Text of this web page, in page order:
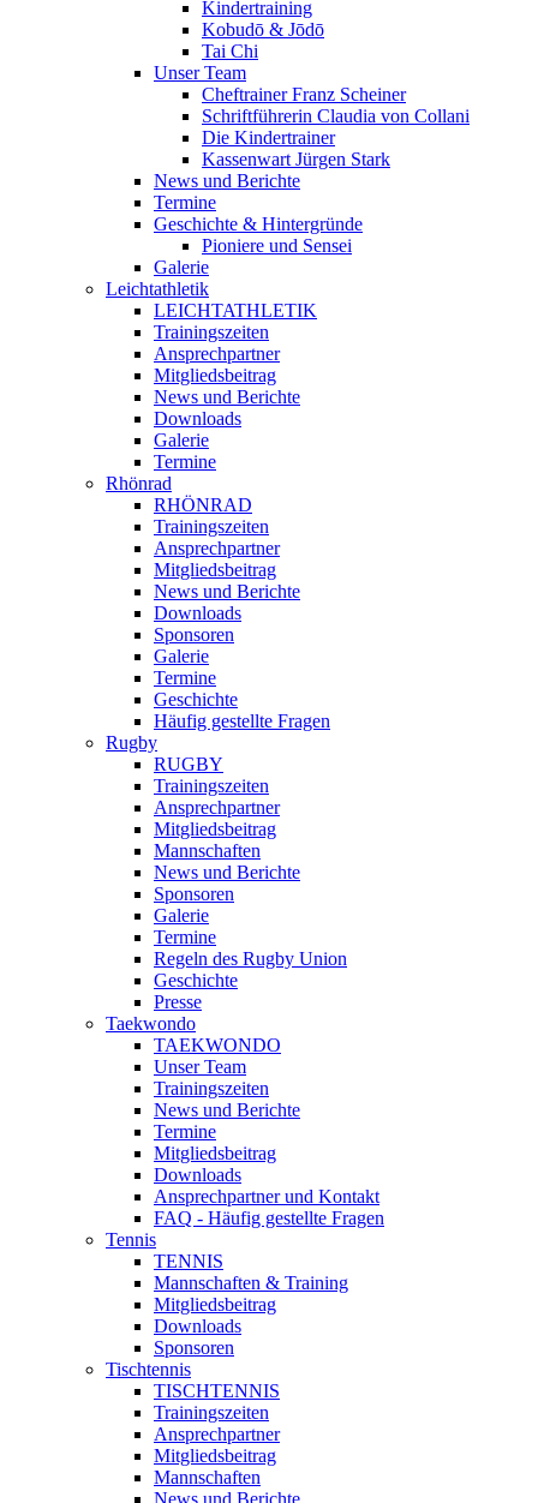
Kindertraining
Kobudō & Jōdō
Tai Chi
Unser Team
Cheftrainer Franz Scheiner
Schriftführerin Claudia von Collani
Die Kindertrainer
Kassenwart Jürgen Stark
News und Berichte
Termine
Geschichte & Hintergründe
Pioniere und Sensei
Galerie
Leichtathletik
LEICHTATHLETIK
Trainingszeiten
Ansprechpartner
Mitgliedsbeitrag
News und Berichte
Downloads
Galerie
Termine
Rhönrad
RHÖNRAD
Trainingszeiten
Ansprechpartner
Mitgliedsbeitrag
News und Berichte
Downloads
Sponsoren
Galerie
Termine
Geschichte
Häufig gestellte Fragen
Rugby
RUGBY
Trainingszeiten
Ansprechpartner
Mitgliedsbeitrag
Mannschaften
News und Berichte
Sponsoren
Galerie
Termine
Regeln des Rugby Union
Geschichte
Presse
Taekwondo
TAEKWONDO
Unser Team
Trainingszeiten
News und Berichte
Termine
Mitgliedsbeitrag
Downloads
Ansprechpartner und Kontakt
FAQ - Häufig gestellte Fragen
Tennis
TENNIS
Mannschaften & Training
Mitgliedsbeitrag
Downloads
Sponsoren
Tischtennis
TISCHTENNIS
Trainingszeiten
Ansprechpartner
Mitgliedsbeitrag
Mannschaften
News und Berichte